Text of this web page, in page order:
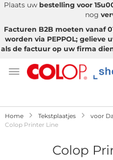
Plaats uw bestelling voor
nog
Facturen B2B moeten vanaf
worden via PEPPOL; gelieve
als de factuur op uw firma
Home Tekstplaatjes
voor
Colop Printer Line
Colop